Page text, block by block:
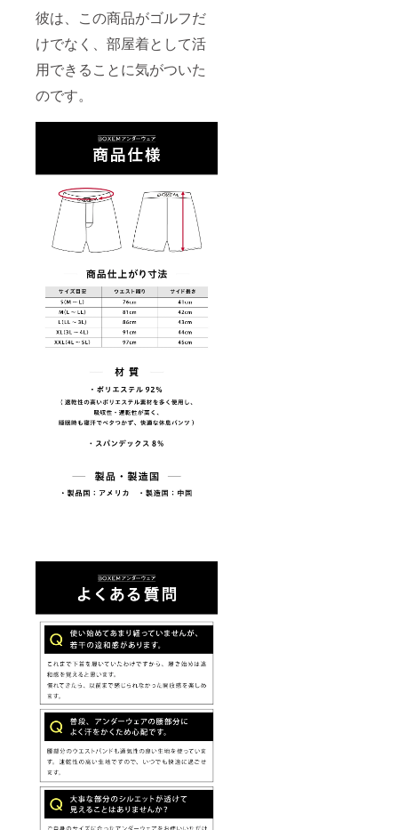
彼は、この商品がゴルフだ
けでなく、部屋着として活
用できることに気がついた
のです。